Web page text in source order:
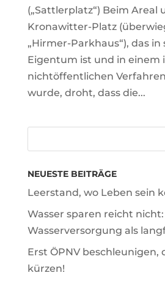
(„Sattlerplatz“) Beim Areal
Kronawitter-Platz
„Hirmer-Parkhaus“), das
Eigentum ist und in einem
nichtöffentlichen
wurde, droht, dass die...
NEUESTE BEITRÄGE
Leerstand, wo Leben sein
Wasser sparen reicht
Wasserversorgung als
Erst ÖPNV beschleunigen,
kürzen!